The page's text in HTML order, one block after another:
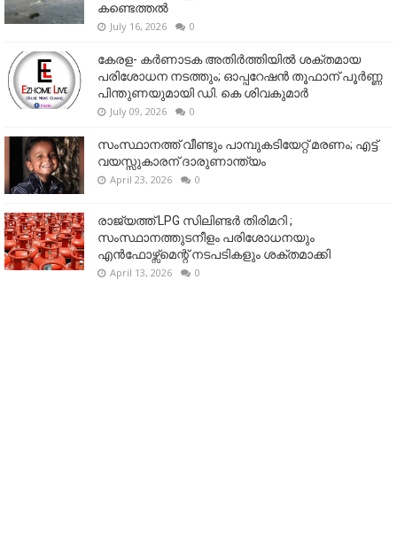
കണ്ടെത്തൽ
July 16, 2026 0
കേരള- കർണാടക അതിർത്തിയിൽ ശക്തമായ
പരിശോധന നടത്തും; ഓപ്പറേഷൻ തൂഫാന് പൂർണ്ണ
പിന്തുണയുമായി ഡി. കെ ശിവകുമാർ
July 09, 2026 0
സംസ്ഥാനത്ത് വീണ്ടും പാമ്പുകടിയേറ്റ് മരണം; എട്ട്
വയസ്സുകാരന് ദാരുണാന്ത്യം
April 23, 2026 0
രാജ്യത്ത് LPG സിലിണ്ടർ തിരിമറി ;
സംസ്ഥാനത്തുടനീളം പരിശോധനയും
എൻഫോഴ്സ്മെന്റ് നടപടികളും ശക്തമാക്കി
April 13, 2026 0